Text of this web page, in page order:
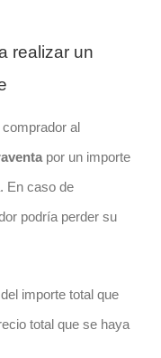
realizar un
al
por un importe
En caso de
podría perder su
importe total que
total que se haya